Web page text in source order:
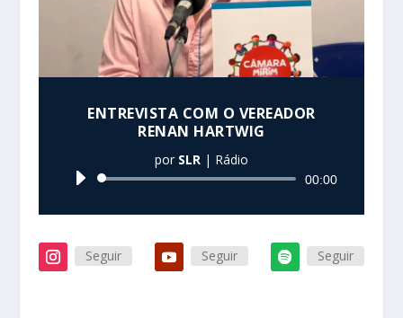
ENTREVISTA COM O VEREADOR
RENAN HARTWIG
por SLR| Rádio
Tocador
áudio
00:00
Seguir Seguir Seguir